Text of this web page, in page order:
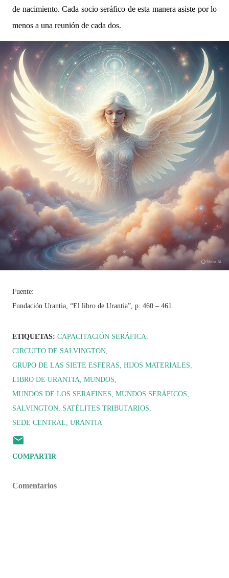
de nacimiento. Cada socio seráfico de esta manera asiste por lo
menos a una reunión de cada dos.
Fuente:
Fundación Urantia, “El libro de Urantia”, p. 460 – 461.
ETIQUETAS: CAPACITACIÓN SERÁFICA
CIRCUITO DE SALVINGTON
GRUPO DE LAS SIETE ESFERAS HIJOS MATERIALES
LIBRO DE URANTIA MUNDOS
MUNDOS DE LOS SERAFINES MUNDOS SERÁFICOS
SALVINGTON SATÉLITES TRIBUTARIOS
SEDE CENTRAL URANTIA
COMPARTIR
Comentarios